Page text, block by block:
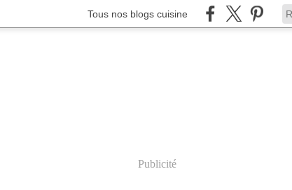
Tous nos blogs cuisine
Publicité